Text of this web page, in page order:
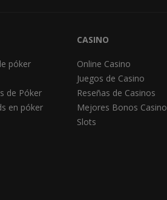
póker
de Póker
en póker
CASINO
Online Casino
Juegos de Casino
Reseñas de Casinos
Mejores Bonos Casino
Slots